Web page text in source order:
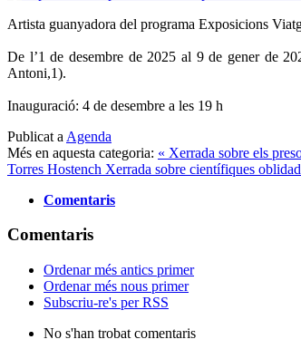
Artista guanyadora del programa Exposicions
De l’1 de desembre de 2025 al 9 de gener de
Antoni,1).
Inauguració: 4 de desembre a les 19 h
Publicat a Agenda
Més en aquesta categoria: « Xerrada sobre els
Torres Hostench Xerrada sobre científiques
Comentaris
Comentaris
Ordenar més antics primer
Ordenar més nous primer
Subscriu-re's per RSS
No s'han trobat comentaris